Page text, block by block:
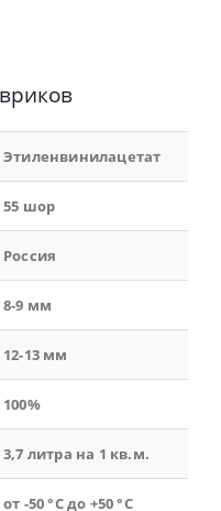
Этиленвинилацетат
55 шор
Россия
8-9 мм
12-13 мм
100%
3,7 литра на 1 кв.м.
от -50 °С до +50 °С